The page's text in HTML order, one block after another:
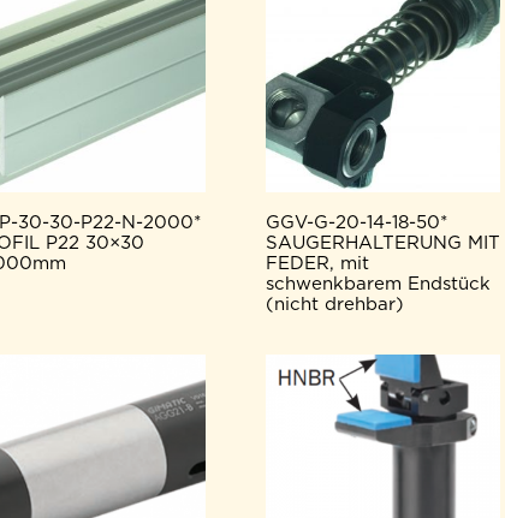
30-30-P22-N-2000*
P22 30×30
GGV-G-20-14-18-50*
SAUGERHALTERUNG MIT
FEDER, mit
schwenkbarem Endstück
(nicht drehbar)